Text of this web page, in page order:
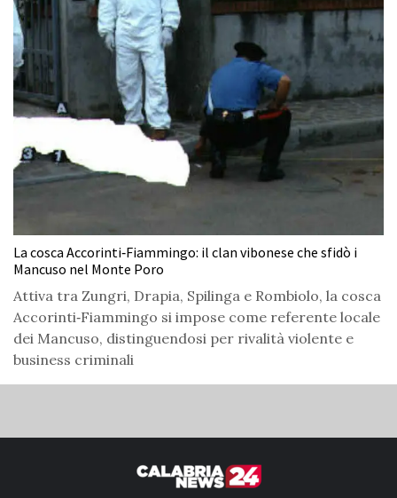
La cosca Accorinti‑Fiammingo: il clan vibonese che sfidò i
Mancuso nel Monte Poro
Attiva tra Zungri, Drapia, Spilinga e Rombiolo, la cosca
Accorinti‑Fiammingo si impose come referente locale
dei Mancuso, distinguendosi per rivalità violente e
business criminali